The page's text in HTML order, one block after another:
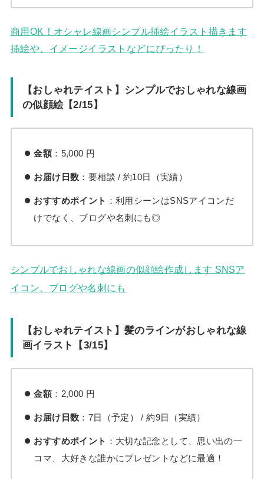
商用OK！オシャレ線画シンプル挿絵イラスト描きます
挿絵や、イメージイラストなどにぴったり！
【おしゃれテイスト】シンプルでおしゃれな線画
の似顔絵【2/15】
金額：5,000 円
お届け日数 ：要相談 / 約10日（実績）
おすすめポイント ：利用シーンはSNSアイコンだ
けでなく、ブログや名刺にも◎
シンプルでおしゃれな線画の似顔絵作成します SNSア
イコン、ブログや名刺にも
【おしゃれテイスト】髪のラインがおしゃれな線
画イラスト【3/15】
金額：2,000 円
お届け日数 ：7日（予定） / 約9日（実績）
おすすめポイント ：大切な記念として、思い出の一
コマ、大好きな誰かにプレゼントなどに最適！